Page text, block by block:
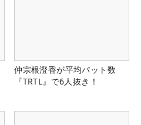
仲宗根澄香が平均パット数
『TRTL』で6人抜き！